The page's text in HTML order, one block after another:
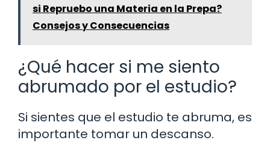
si Repruebo una Materia en la Prepa?
Consejos y Consecuencias
¿Qué hacer si me siento
abrumado por el estudio?
Si sientes que el estudio te abruma, es
importante tomar un descanso.